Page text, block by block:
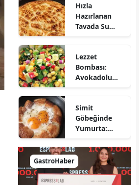
Hızla
Hazırlanan
Tavada Su
Sofralarınıza
Lezzet Katın!
Lezzet
Bombası:
Avokadolu
Simit
Göbeğinde
Yumurta:
Farklı Bir
Kahvaltı
Seçeneği
GastroHaber